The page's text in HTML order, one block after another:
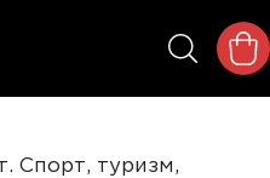
Спорт, туризм,